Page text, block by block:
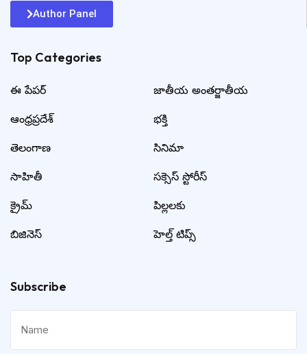
Author Panel
Top Categories​
ఈ పేపర్
ఆంధ్రప్రదేశ్
తెలంగాణ
సాహితీ
క్రైమ్
బిజినెస్
జాతీయ అంతర్జాతీయ
భక్తి
సినిమా
సక్సెస్ స్టోరీస్
పిల్లలకు
హెల్త్ టిప్స్
Subscribe